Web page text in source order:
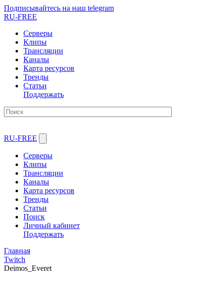
Подписывайтесь на наш telegram
RU-FREE
Серверы
Клипы
Трансляции
Каналы
Карта ресурсов
Тренды
Статьи
Поддержать
RU-FREE
Серверы
Клипы
Трансляции
Каналы
Карта ресурсов
Тренды
Статьи
Поиск
Личный кабинет
Поддержать
Главная
Twitch
Deimos_Everet